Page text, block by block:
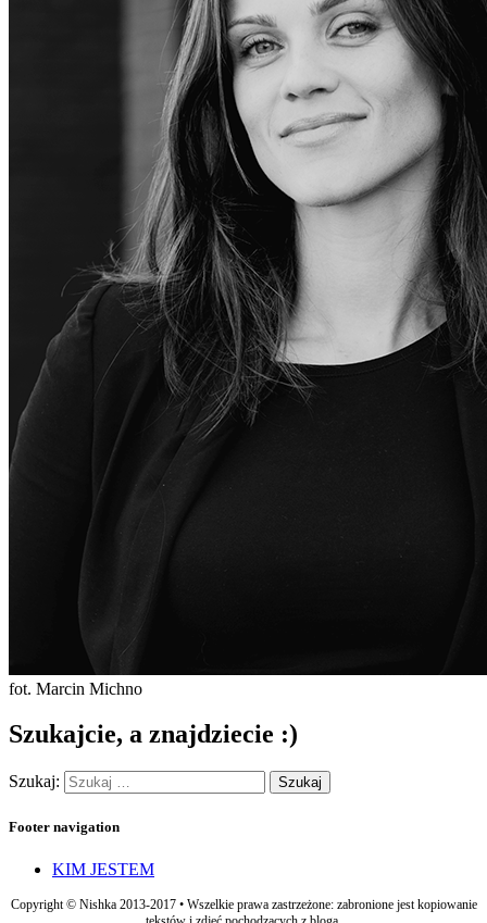
fot. Marcin Michno
Szukajcie, a znajdziecie :)
Szukaj:
Footer navigation
KIM JESTEM
Copyright © Nishka 2013-2017 • Wszelkie prawa zastrzeżone: zabronione jest kopiowanie